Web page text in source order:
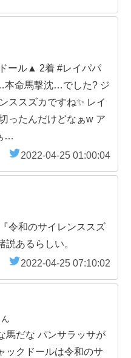
ール▲ 2着 #レイパパ
本命馬撃沈…でした? ジ
ススズカですね✨ レイ
ったんだけどなぁw ア
…
2022-04-25 01:00:04
令和のサイレンススズ
説あるらしい。
2022-04-25 07:10:02
馬だな パンサラッサが
ックドールは令和のサ